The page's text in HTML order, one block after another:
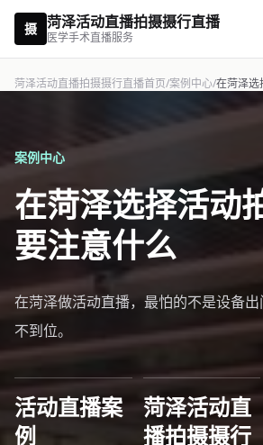
摄 菏泽活动直播拍摄摄行直播
医学手术直播服务
菏泽活动直播拍摄摄行直播首页/案例中心/在菏泽选
案例中心
在菏泽选择活动
要注意什么
在菏泽做活动直播，最怕的不是设备
不到位。
活动直播案
例
菏泽活动直
播拍摄摄行